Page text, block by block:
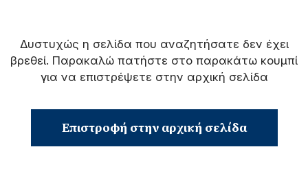
Δυστυχώς η σελίδα που αναζητήσατε δεν έχει
βρεθεί. Παρακαλώ πατήστε στο παρακάτω κουμπί
για να επιστρέψετε στην αρχική σελίδα
Επιστροφή στην αρχική σελίδα